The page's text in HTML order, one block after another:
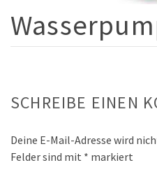
SCHREIBE EINEN
Deine E-Mail-Adresse wird
Felder sind mit * markiert